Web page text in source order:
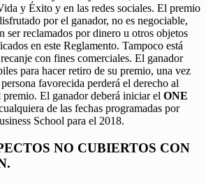
y Éxito y en las redes sociales. El premio
por el ganador, no es negociable,
ser reclamados por dinero u otros objetos
en este Reglamento. Tampoco está
con fines comerciales. El ganador
para hacer retiro de su premio, una vez
favorecida perderá el derecho al
El ganador deberá iniciar el ONE
de las fechas programadas por
School para el 2018.
NO CUBIERTOS CON